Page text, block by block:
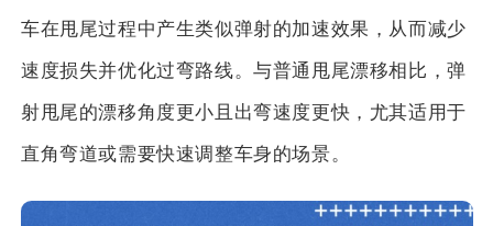
车在甩尾过程中产生类似弹射的加速效果，从而减少
速度损失并优化过弯路线。与普通甩尾漂移相比，弹
射甩尾的漂移角度更小且出弯速度更快，尤其适用于
直角弯道或需要快速调整车身的场景。